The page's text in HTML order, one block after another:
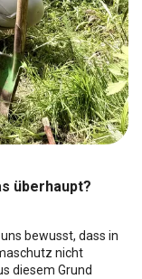
überhaupt?
bewusst, dass in
nicht
diesem Grund